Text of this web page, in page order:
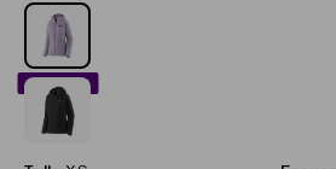
MORADO_(CNPL)
40% OFF